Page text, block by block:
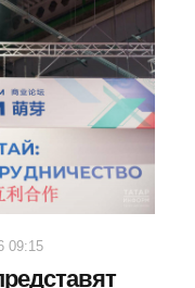
09:15